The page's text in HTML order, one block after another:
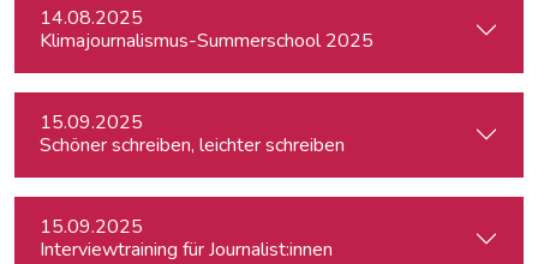
14.08.2025
Klimajournalismus-Summerschool 2025
15.09.2025
Schöner schreiben, leichter schreiben
15.09.2025
Interviewtraining für Journalist:innen